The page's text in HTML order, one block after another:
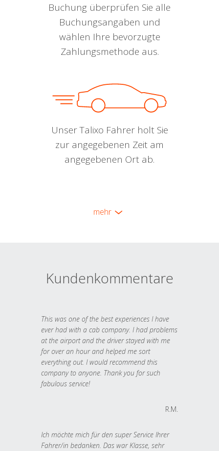
Buchung überprüfen Sie alle
Buchungsangaben und
wählen Ihre bevorzugte
Zahlungsmethode aus.
Unser Talixo Fahrer holt Sie
zur angegebenen Zeit am
angegebenen Ort ab.
mehr
Kundenkommentare
This was one of the best experiences I have
ever had with a cab company. I had problems
at the airport and the driver stayed with me
for over an hour and helped me sort
everything out. I would recommend this
company to anyone. Thank you for such
fabulous service!
R.M.
Ich möchte mich für den super Service Ihrer
Fahrer/in bedanken. Das war Klasse, sehr